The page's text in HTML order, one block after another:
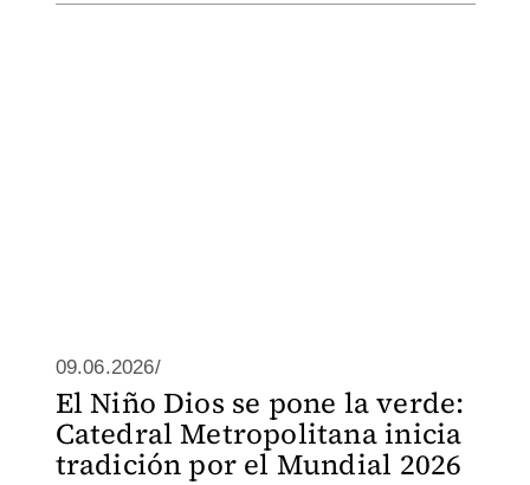
09.06.2026/
El Niño Dios se pone la verde:
Catedral Metropolitana inicia
tradición por el Mundial 2026